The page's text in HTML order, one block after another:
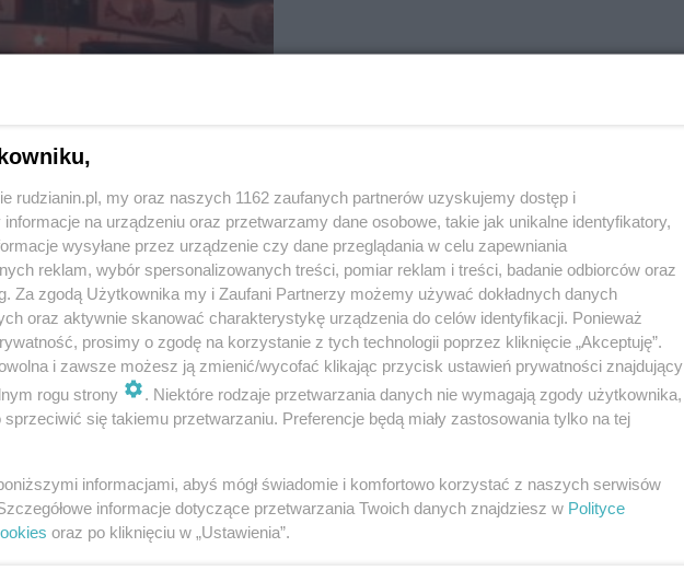
REKLAMA
rudzianin.pl, my oraz naszych 1162 zaufanych partnerów uzyskujemy dostęp i
na urządzeniu oraz przetwarzamy dane osobowe, takie jak unikalne identyfikatory,
wysyłane przez urządzenie czy dane przeglądania w celu zapewniania
reklam, wybór spersonalizowanych treści, pomiar reklam i treści, badanie odbiorców oraz
Za zgodą Użytkownika my i Zaufani Partnerzy możemy używać dokładnych danych
oraz aktywnie skanować charakterystykę urządzenia do celów identyfikacji. Ponieważ
prosimy o zgodę na korzystanie z tych technologii poprzez kliknięcie „Akceptuję”.
i zawsze możesz ją zmienić/wycofać klikając przycisk ustawień prywatności znajdujący
rogu strony
. Niektóre rodzaje przetwarzania danych nie wymagają zgody użytkownika,
się takiemu przetwarzaniu. Preferencje będą miały zastosowania tylko na tej
informacjami, abyś mógł świadomie i komfortowo korzystać z naszych serwisów
informacje dotyczące przetwarzania Twoich danych znajdziesz w Polityce
oraz po kliknięciu w „Ustawienia”.